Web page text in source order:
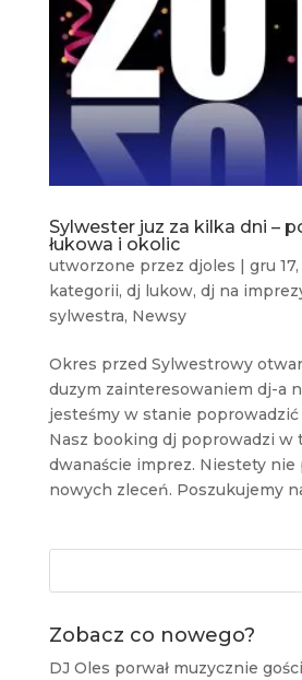
Sylwester juz za kilka dni –
łukowa i okolic
utworzone przez djoles gru 17,
kategorii, dj lukow, dj na
sylwestra, Newsy
Okres przed Sylwestrowy
duzym zainteresowaniem dj-a
jesteśmy w stanie poprowadzić
Nasz booking dj poprowadzi w
dwanaście imprez. Niestety nie
nowych zleceń. Poszukujemy
Zobacz co nowego?
DJ Oles porwał muzycznie